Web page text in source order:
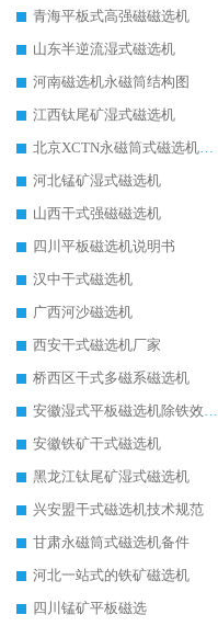
青海平板式高强磁磁选机
山东半逆流湿式磁选机
河南磁选机永磁筒结构图
江西钛尾矿湿式磁选机
北京XCTN永磁筒式磁选机磁块位置
河北锰矿湿式磁选机
山西干式强磁磁选机
四川平板磁选机说明书
汉中干式磁选机
广西河沙磁选机
西安干式磁选机厂家
桥西区干式多磁系磁选机
安徽湿式平板磁选机除铁效果怎么样
安徽铁矿干式磁选机
黑龙江钛尾矿湿式磁选机
兴安盟干式磁选机技术规范
甘肃永磁筒式磁选机备件
河北一站式的铁矿磁选机
四川锰矿平板磁选